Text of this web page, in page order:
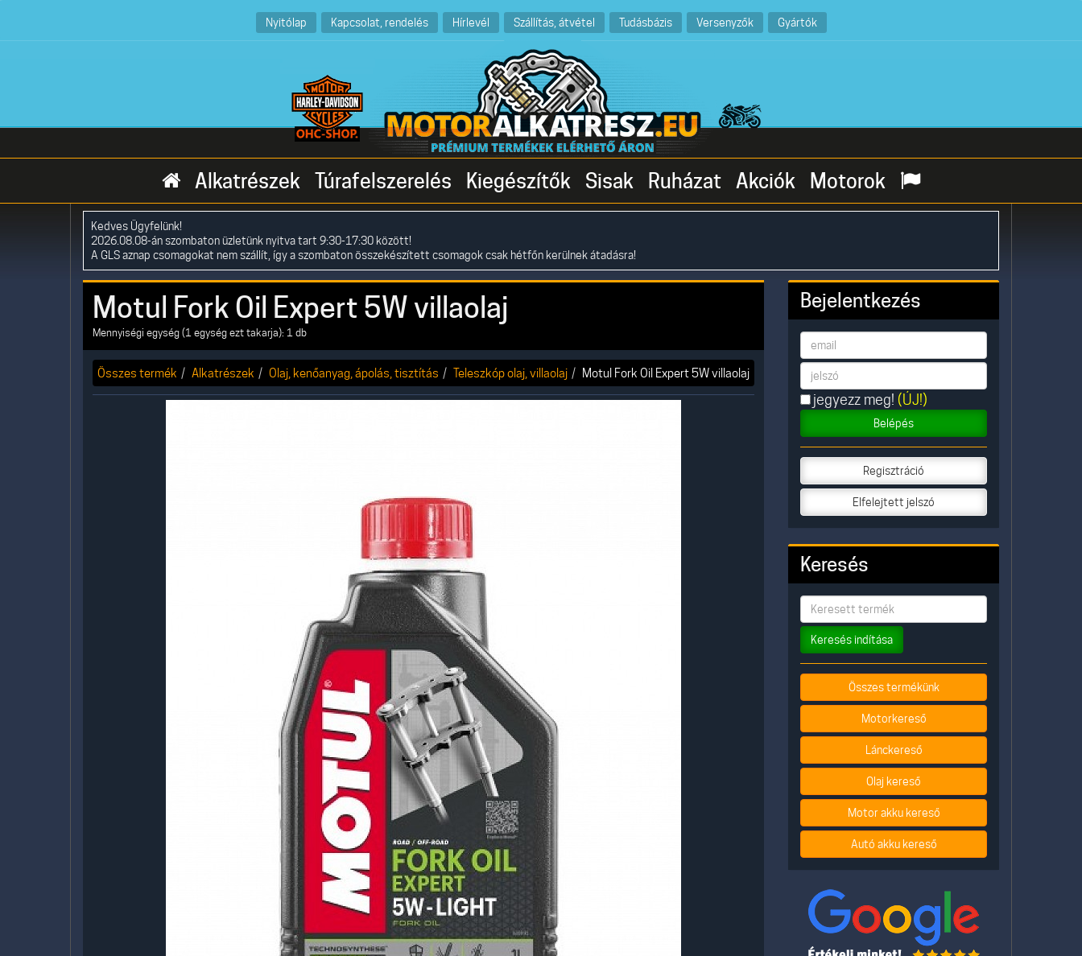
Nyitólap Kapcsolat, rendelés Hírlevél Szállítás, átvétel Tudásbázis Versenyzők Gyártók
Alkatrészek Túrafelszerelés Kiegészítők Sisak Ruházat Akciók Motorok
Kedves Ügyfelünk!
2026.08.08-án szombaton üzletünk nyitva tart 9:30-17:30 között!
A GLS aznap csomagokat nem szállít, így a szombaton összekészített csomagok csak hétfőn kerülnek átadásra!
Motul Fork Oil Expert 5W villaolaj
Mennyiségi egység (1 egység ezt takarja): 1 db
Összes termék Alkatrészek Olaj, kenőanyag, ápolás, tisztítás Teleszkóp olaj, villaolaj Motul Fork Oil Expert 5W villaolaj
Bejelentkezés
jegyezz meg! (ÚJ!)
Belépés
Regisztráció
Elfelejtett jelszó
Keresés
Keresés indítása
Összes termékünk
Motorkereső
Lánckereső
Olaj kereső
Motor akku kereső
Autó akku kereső